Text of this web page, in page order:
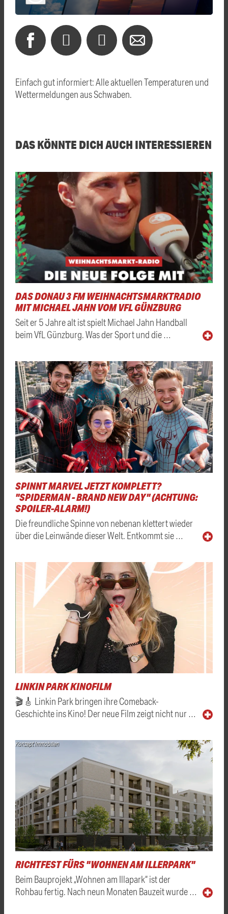
Einfach gut informiert: Alle aktuellen Temperaturen und
Wettermeldungen aus Schwaben.
DAS KÖNNTE DICH AUCH INTERESSIEREN
DAS DONAU 3 FM WEIHNACHTSMARKTRADIO
MIT MICHAEL JAHN VOM VFL GÜNZBURG
Seit er 5 Jahre alt ist spielt Michael Jahn Handball
beim VfL Günzburg. Was der Sport und die …
SPINNT MARVEL JETZT KOMPLETT?
"SPIDERMAN - BRAND NEW DAY" (ACHTUNG:
SPOILER-ALARM!)
Die freundliche Spinne von nebenan klettert wieder
über die Leinwände dieser Welt. Entkommt sie …
LINKIN PARK KINOFILM
🎬🎸 Linkin Park bringen ihre Comeback-
Geschichte ins Kino! Der neue Film zeigt nicht nur …
Konzept Immobilien
RICHTFEST FÜRS "WOHNEN AM ILLERPARK"
Beim Bauprojekt „Wohnen am Illapark“ ist der
Rohbau fertig. Nach neun Monaten Bauzeit wurde …